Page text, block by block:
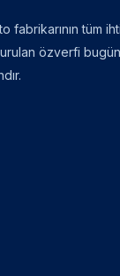
fabrikarının tüm
özverfi